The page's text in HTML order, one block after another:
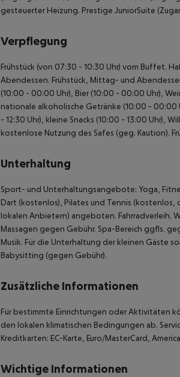
gesteuerter Heizung. Prestige JuniorSuite
Verpflegung
Frühstück (von 07:30 - 10:30 Uhr) vom Buffet.
Abendessen. Frühstück, Mittag- und
(10:00 - 00:00 Uhr), Bier (10:00 - 00:00 Uhr),
nationale alkoholische Getränke (10:00 - 00:00
- 12:30 Uhr), kleine Snacks (10:00 - 13:00 Uhr),
kostenlose Nutzung des Safes (geg. Kaution).
Unterhaltung
Sport- und Unterhaltungsangebote: Yoga,
Dart (kostenlos), Pilates und Tennis
lokalen Anbietern) angeboten. Fahrradverleih.
Massagen gegen Gebühr. Spa-Bereich ggfls.
Musik. Für die Unterhaltung der kleinen Gäste
Babysitting (gegen Gebühr).
Zusätzliche Informationen
Für bestimmte Einrichtungen oder Aktivitäten
den lokalen klimatischen Bedingungen ab.
Kreditkarten: EC-Karte, Euro/MasterCard,
Wichtige Informationen